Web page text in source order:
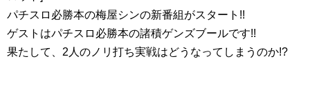
パチスロ必勝本の梅屋シンの新番組がスタート!!
ゲストはパチスロ必勝本の諸積ゲンズブールです!!
果たして、2人のノリ打ち実戦はどうなってしまうのか!?